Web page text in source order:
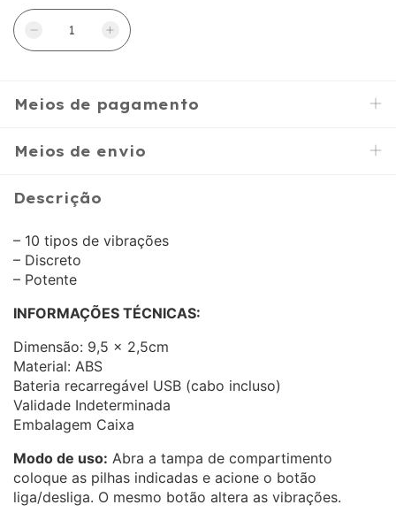
Meios de pagamento
Meios de envio
Descrição
– 10 tipos de vibrações
– Discreto
– Potente
INFORMAÇÕES TÉCNICAS:
Dimensão: 9,5 x 2,5cm
Material: ABS
Bateria recarregável USB (cabo incluso)
Validade Indeterminada
Embalagem Caixa
Modo de uso: Abra a tampa de compartimento
coloque as pilhas indicadas e acione o botão
liga/desliga. O mesmo botão altera as vibrações.